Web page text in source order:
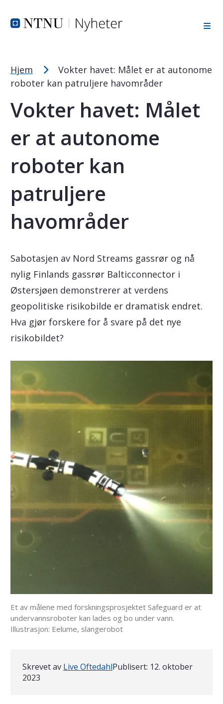
PC: Press ned CTRL og klikk på + (pluss) for å forstørre
Hjem
Vokter havet: Målet er at autonome
roboter kan patruljere havområder
Vokter havet: Målet
er at autonome
roboter kan
patruljere
havområder
Sabotasjen av Nord Streams gassrør og nå
nylig Finlands gassrør Balticconnector i
Østersjøen demonstrerer at verdens
geopolitiske risikobilde er dramatisk endret.
Hva gjør forskere for å svare på det nye
risikobildet?
Et av målene med forskningsprosjektet Safeguard er at
undervannsroboter kan lades og bo under vann.
Illustrasjon: Eelume, slangerobot
Skrevet av Live OftedahlPublisert: 12. oktober
2023